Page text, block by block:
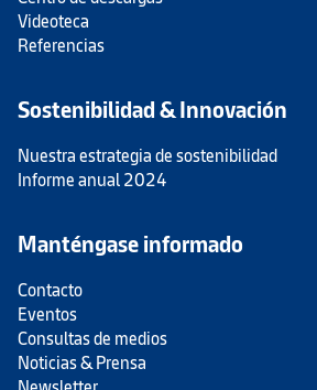
Videoteca
Referencias
Sostenibilidad & Innovación
Nuestra estrategia de sostenibilidad
Informe anual 2024
Manténgase informado
Contacto
Eventos
Consultas de medios
Noticias & Prensa